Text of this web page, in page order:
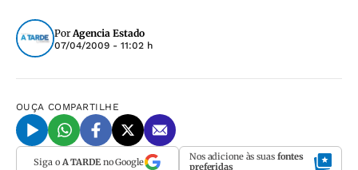
PorAgencia Estado
07/04/2009 - 11:02 h
OUÇA COMPARTILHE
Siga o A TARDEno Google Nos adicione às suas fontes
preferidas